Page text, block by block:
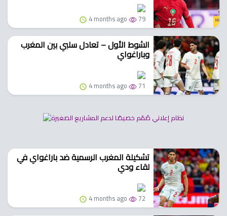
4 months ago 79
الشوط الأول – تعادل سلبي بين المغرب
وباراغواي
4 months ago 71
تشكيلة المغرب الرسمية ضد باراغواي في
لقاء ودي
4 months ago 72